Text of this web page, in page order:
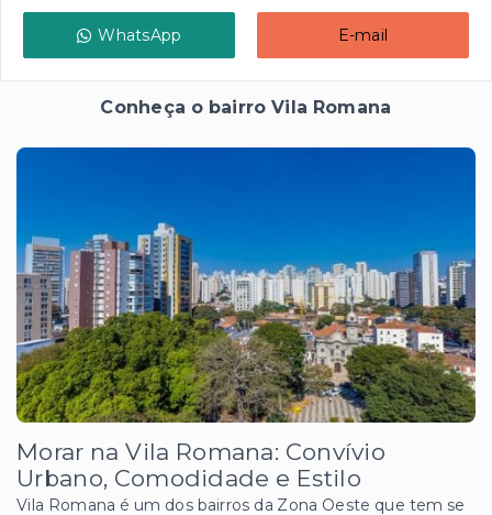
WhatsApp E-mail
Conheça o bairro Vila Romana
Morar na Vila Romana: Convívio
Urbano, Comodidade e Estilo
Vila Romana é um dos bairros da Zona Oeste que tem se